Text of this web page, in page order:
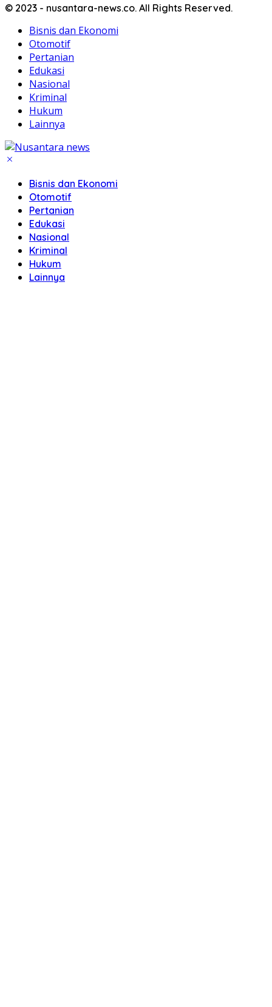
© 2023 - nusantara-news.co. All Rights Reserved.
Bisnis dan Ekonomi
Otomotif
Pertanian
Edukasi
Nasional
Kriminal
Hukum
Lainnya
Bisnis dan Ekonomi
Otomotif
Pertanian
Edukasi
Nasional
Kriminal
Hukum
Lainnya